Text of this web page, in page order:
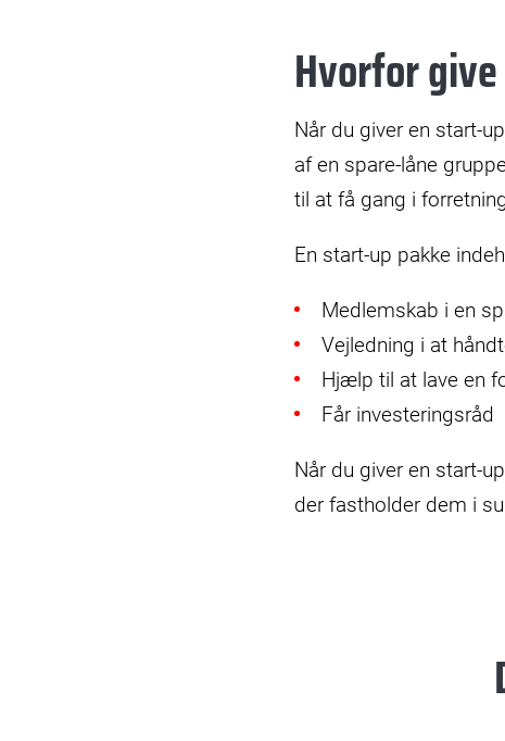
Hvorfor
Når du giver en start-
af en spare-låne
til at få gang i
En start-up pakke
Medlemskab i en
Vejledning i at
Hjælp til at lave en
Får investeringsråd
Når du giver en start-
der fastholder dem i